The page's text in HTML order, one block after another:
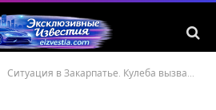
Ситуация в Закарпатье. Кулеба вызвал посла Венгрии